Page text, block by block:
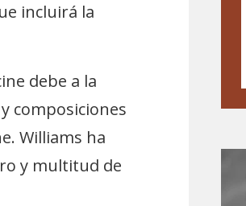
incluirá la
debe a la
composiciones
Williams ha
y multitud de